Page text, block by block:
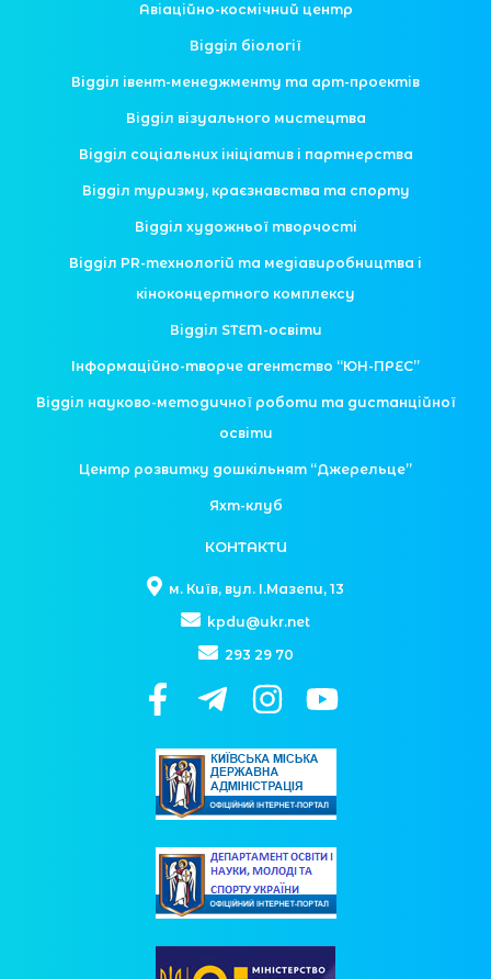
Авіаційно-космічний центр
Відділ біології
Відділ івент-менеджменту та арт-проектів
Відділ візуального мистецтва
Відділ соціальних ініціатив і партнерства
Відділ туризму, краєзнавства та спорту
Відділ художньої творчості
Відділ PR-технологій та медіавиробництва і
кіноконцертного комплексу
Відділ STEM-освіти
Інформаційно-творче агентство “ЮН-ПРЕС”
Відділ науково-методичної роботи та дистанційної
освіти
Центр розвитку дошкільнят “Джерельце”
Яхт-клуб
КОНТАКТИ
м. Київ, вул. І.Мазепи, 13
kpdu@ukr.net
293 29 70